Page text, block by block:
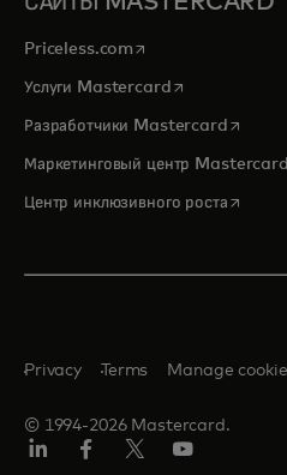
Priceless.com opens in a new tab
Услуги Mastercardopens in a
Разработчики Mastercardopens
Маркетинговый центр Mastercard
Центр инклюзивного ростаopens
© 1994-2026 Mastercard.
Privacy Terms Manage